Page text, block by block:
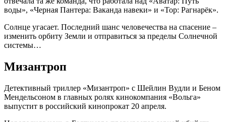
воды», «Черная Пантера: Ваканда навеки» и «Тор: Рагнарёк».
Солнце угасает. Последний шанс человечества на спасение –
изменить орбиту Земли и отправиться за пределы Солнечной
системы…
Мизантроп
Детективный триллер «Мизантроп» с Шейлин Вудли и Беном
Мендельсоном в главных ролях кинокомпания «Вольга»
выпустит в российский кинопрокат 20 апреля.